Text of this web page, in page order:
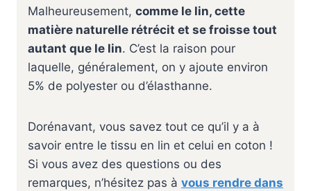
Malheureusement, comme le lin, cette
matière naturelle rétrécit et se froisse tout
autant que le lin. C’est la raison pour
laquelle, généralement, on y ajoute environ
5% de polyester ou d’élasthanne.
Dorénavant, vous savez tout ce qu’il y a à
savoir entre le tissu en lin et celui en coton !
Si vous avez des questions ou des
remarques, n’hésitez pas à vous rendre dans